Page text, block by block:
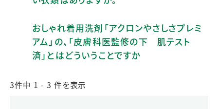
おしゃれ着用洗剤「アクロンやさしさプレミ
アム」の、「皮膚科医監修の下 肌テスト
済」とはどういうことですか
3件中 1 - 3 件を表示